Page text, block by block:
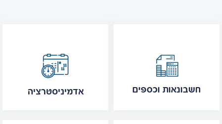
אדמיניסטרציה חשבונאות וכספים